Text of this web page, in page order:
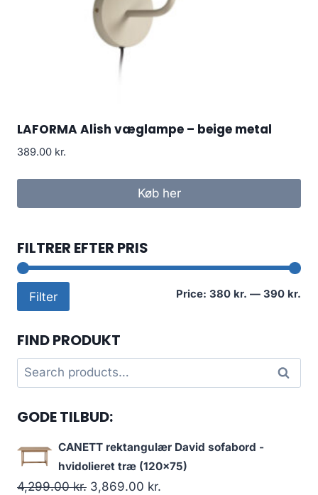
LAFORMA Alish væglampe – beige metal
389.00 kr.
Køb her
FILTRER EFTER PRIS
Filter Price: 380 kr. — 390 kr.
FIND PRODUKT
Search
for:
Search
GODE TILBUD:
CANETT rektangulær David sofabord -
hvidolieret træ (120x75)
4,299.00kr. 3,869.00 kr.